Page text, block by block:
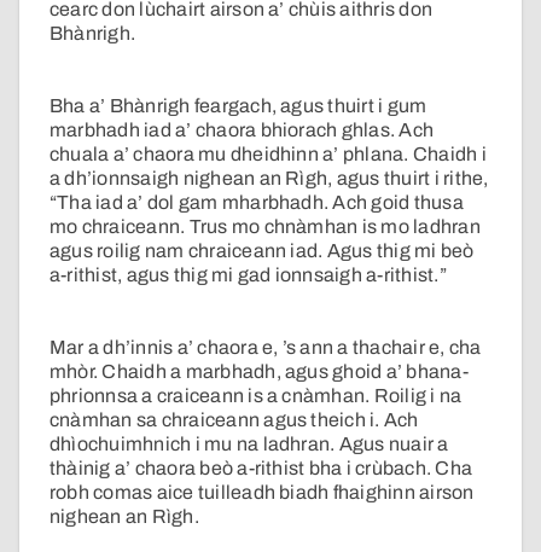
cearc don lùchairt airson a’ chùis aithris don
Bhànrigh.
Bha a’ Bhànrigh feargach, agus thuirt i gum
marbhadh iad a’ chaora bhiorach ghlas. Ach
chuala a’ chaora mu dheidhinn a’ phlana. Chaidh i
a dh’ionnsaigh nighean an Rìgh, agus thuirt i rithe,
“Tha iad a’ dol gam mharbhadh. Ach goid thusa
mo chraiceann. Trus mo chnàmhan is mo ladhran
agus roilig nam chraiceann iad. Agus thig mi beò
a-rithist, agus thig mi gad ionnsaigh a-rithist.”
Mar a dh’innis a’ chaora e, ’s ann a thachair e, cha
mhòr. Chaidh a marbhadh, agus ghoid a’ bhana-
phrionnsa a craiceann is a cnàmhan. Roilig i na
cnàmhan sa chraiceann agus theich i. Ach
dhìochuimhnich i mu na ladhran. Agus nuair a
thàinig a’ chaora beò a-rithist bha i crùbach. Cha
robh comas aice tuilleadh biadh fhaighinn airson
nighean an Rìgh.